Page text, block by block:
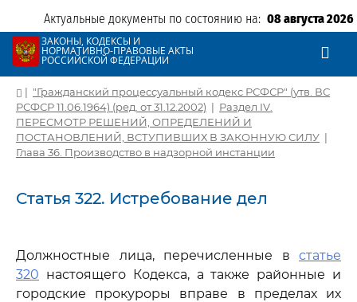
Актуальные документы по состоянию на: 08 августа 2026
ЗАКОНЫ, КОДЕКСЫ И
НОРМАТИВНО-ПРАВОВЫЕ АКТЫ
РОССИЙСКОЙ ФЕДЕРАЦИИ
| "Гражданский процессуальный кодекс РСФСР" (утв. ВС
РСФСР 11.06.1964) (ред. от 31.12.2002) | Раздел IV.
ПЕРЕСМОТР РЕШЕНИЙ, ОПРЕДЕЛЕНИЙ И
ПОСТАНОВЛЕНИЙ, ВСТУПИВШИХ В ЗАКОННУЮ СИЛУ |
Глава 36. Производство в надзорной инстанции
Статья 322. Истребование дел
Должностные лица, перечисленные в статье
320 настоящего Кодекса, а также районные и
городские прокуроры вправе в пределах их